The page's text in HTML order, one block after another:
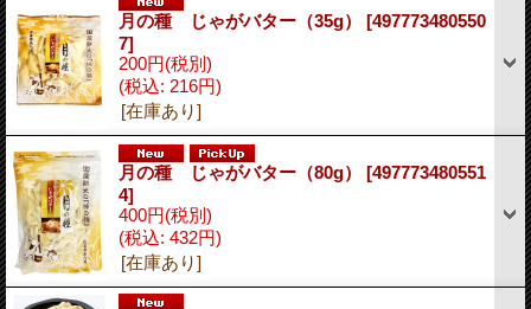
月の種 じゃがバター（35g） [497773480550
7]
200円(税別)
(税込: 216円)
[在庫あり]
月の種 じゃがバター（80g） [497773480551
4]
400円(税別)
(税込: 432円)
[在庫あり]